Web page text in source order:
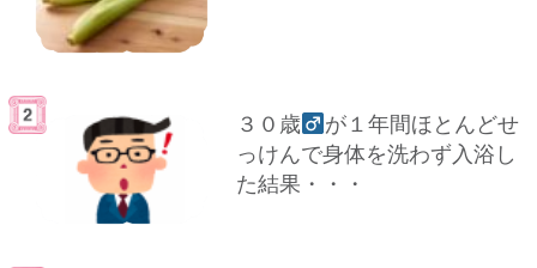
３０歳
が１年間ほとんどせ
っけんで身体を洗わず入浴し
た結果・・・